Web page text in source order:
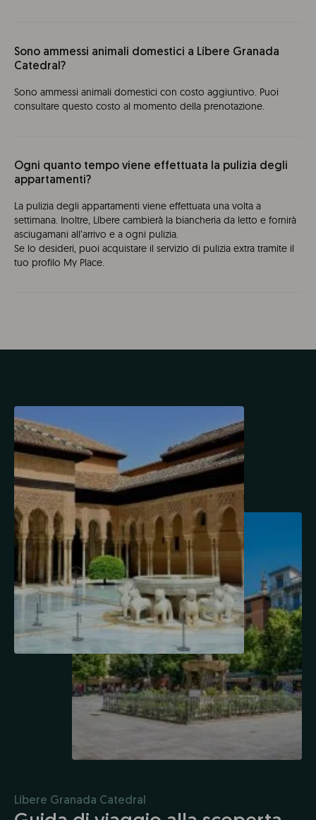
Sono ammessi animali domestici a Líbere Granada
Catedral?
Sono ammessi animali domestici con costo aggiuntivo. Puoi
consultare questo costo al momento della prenotazione.
Ogni quanto tempo viene effettuata la pulizia degli
appartamenti?
La pulizia degli appartamenti viene effettuata una volta a
settimana. Inoltre, Líbere cambierà la biancheria da letto e fornirà
asciugamani all’arrivo e a ogni pulizia.
Se lo desideri, puoi acquistare il servizio di pulizia extra tramite il
tuo profilo My Place.
Líbere Granada Catedral